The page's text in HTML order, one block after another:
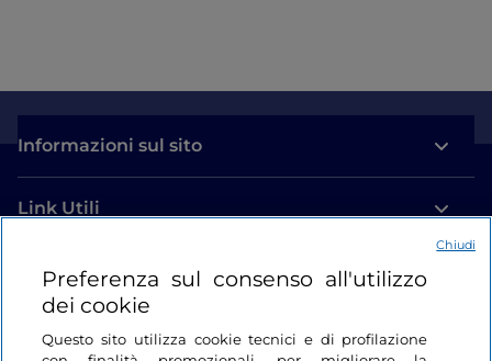
Informazioni sul sito
Link Utili
Login
Restiamo in contatto
Preferenza sul consenso all'utilizzo
dei cookie
Questo sito utilizza cookie tecnici e di profilazione
Chiudi